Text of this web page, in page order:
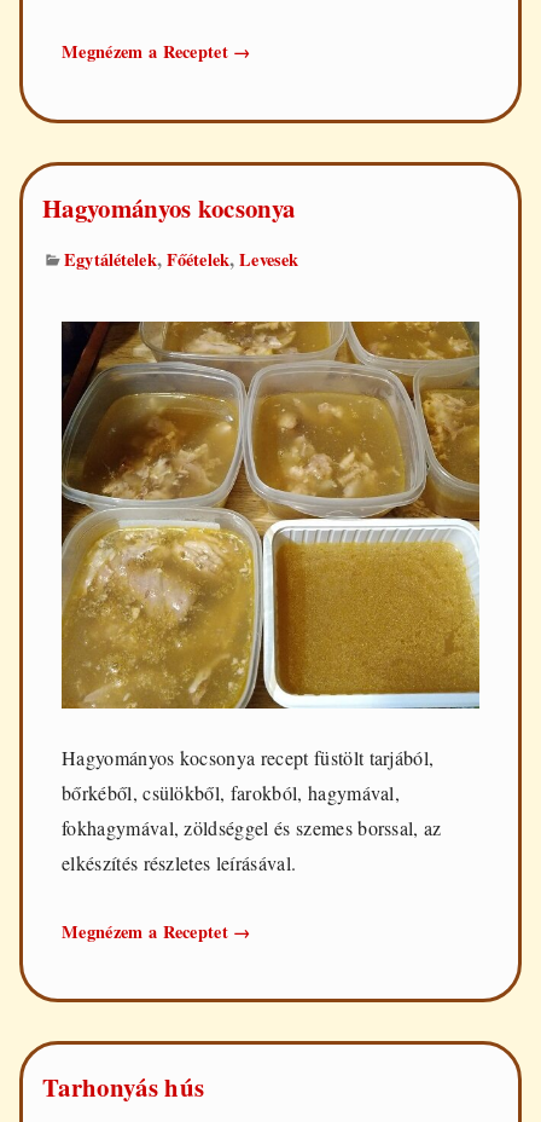
Megnézem a Receptet Lebbencsleves
→
Hagyományos kocsonya
Egytálételek,Főételek,Levesek
Hagyományos kocsonya recept füstölt tarjából,
bőrkéből, csülökből, farokból, hagymával,
fokhagymával, zöldséggel és szemes borssal, az
elkészítés részletes leírásával.
Megnézem a Receptet Hagyományos
→
Tarhonyás hús